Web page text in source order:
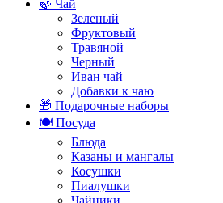
🍃 Чай
Зеленый
Фруктовый
Травяной
Черный
Иван чай
Добавки к чаю
🎁 Подарочные наборы
🍽️ Посуда
Блюда
Казаны и мангалы
Косушки
Пиалушки
Чайники